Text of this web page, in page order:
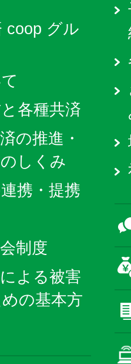
coop グル
各種共済
の推進・
しくみ
携・提携
制度
よる被害
の基本方